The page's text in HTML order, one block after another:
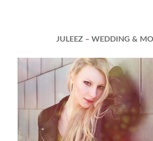
JULEEZ – WEDDING &